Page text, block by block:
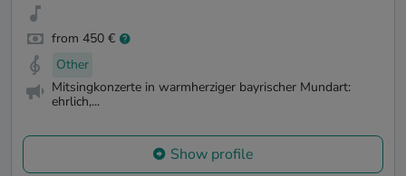
from 450 €
Other
Mitsingkonzerte in warmherziger bayrischer Mundart:
ehrlich,...
Show profile